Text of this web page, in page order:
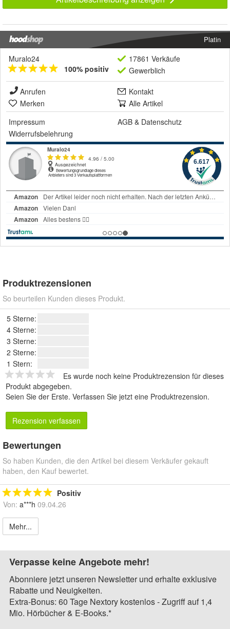
Platin
Muralo24
100% positiv
17861 Verkäufe
Gewerblich
Anrufen
Kontakt
Merken
Alle Artikel
Impressum
AGB & Datenschutz
Widerrufsbelehrung
Produktrezensionen
So beurteilen Kunden dieses Produkt.
5 Sterne:
4 Sterne:
3 Sterne:
2 Sterne:
1 Stern:
Es wurde noch keine Produktrezension für dieses
Produkt abgegeben.
Seien Sie der Erste. Verfassen Sie jetzt eine Produktrezension.
Rezension verfassen
Bewertungen
So haben Kunden, die den Artikel bei diesem Verkäufer gekauft
haben, den Kauf bewertet.
Positiv
Von: a***h 09.04.26
Mehr...
Verpasse keine Angebote mehr!
Abonniere jetzt unseren Newsletter und erhalte exklusive
Rabatte und Neuigkeiten.
Extra-Bonus: 60 Tage Nextory kostenlos - Zugriff auf 1,4
Mio. Hörbücher & E-Books.*